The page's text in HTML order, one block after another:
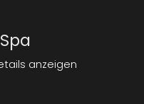
anzeigen